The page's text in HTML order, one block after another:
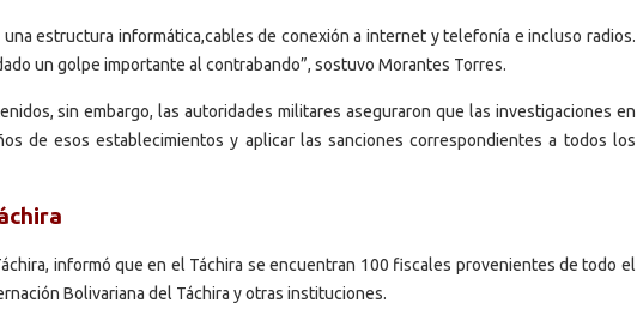
estructura informática,cables de conexión a internet y telefonía e incluso radios.
un golpe importante al contrabando”, sostuvo Morantes Torres.
sin embargo, las autoridades militares aseguraron que las investigaciones en
de esos establecimientos y aplicar las sanciones correspondientes a todos los
informó que en el Táchira se encuentran 100 fiscales provenientes de todo el
Bolivariana del Táchira y otras instituciones.